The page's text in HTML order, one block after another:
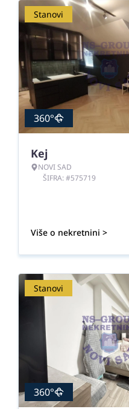
Stanovi
360°
Kej
NOVI SAD
ŠIFRA: #575719
Više o nekretnini >
Stanovi
360°